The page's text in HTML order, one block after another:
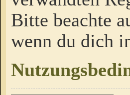
Bitte beachte
wenn du dich